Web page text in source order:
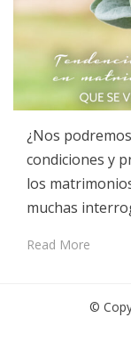
¿Nos
condiciones y
los
muchas
Read More
©